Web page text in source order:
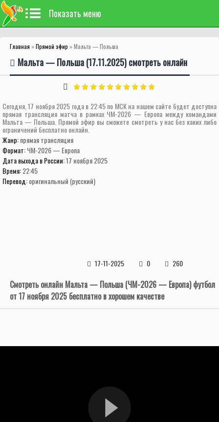
Показать меню
Главная »Прямой эфир » Мальта — Польша
Мальта — Польша (17.11.2025) смотреть онлайн
Сегодня, 17 ноября 2025 года в 22:45 по МСК на нашем сайте будет доступна
прямая трансляция матча в рамках ЧМ-2026 — Европа между командами
Мальта — Польша. Прямой эфир вы сможете смотреть у нас без каких либо
ограничений бесплатно онлайн.
Жанр:прямая трансляция
Формат:ЧМ-2026 — Европа
Дата выхода в России:17 ноября 2025
Время:22:45
Перевод:оригинальный (русский)
17-11-2025 0 260
Смотреть онлайн Мальта — Польша (ЧМ-2026 — Европа) футбол
от 17 ноября 2025 бесплатно в хорошем качестве